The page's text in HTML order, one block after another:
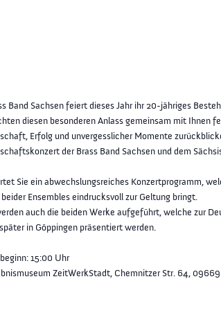
Band Sachsen feiert dieses Jahr ihr 20-jähriges
diesen besonderen Anlass gemeinsam mit Ihnen
Erfolg und unvergesslicher Momente
der Brass Band Sachsen und dem
Sie ein abwechslungsreiches Konzertprogramm,
beider Ensembles eindrucksvoll zur Geltung bringt.
auch die beiden Werke aufgeführt, welche zur
in Göppingen präsentiert werden.
15:00 Uhr
ZeitWerkStadt, Chemnitzer Str. 64,